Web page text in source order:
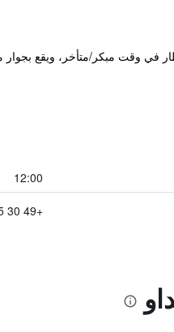
وبار مفتوح على مدار 24 ساعة، كما يقدم وجبات إفطار في وقت
12:00
+49 30 335 020